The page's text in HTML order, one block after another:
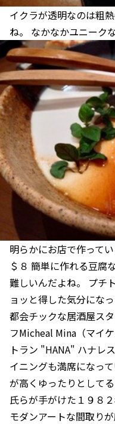
イクラが透明なのは粗
ね。 なかなかユニーク
明らかにお店で作って
＄８ 簡単に作れる豆腐
難しいんだよね。 プチ
ョッと得した気分にな
都会チックな居酒屋ス
フMicheal Mina（マイ
トラン "HANA" ハナレ
イニングも満席になっ
が高くゆったりとして
氏らが手がけた１９８
モダンアートな間取り